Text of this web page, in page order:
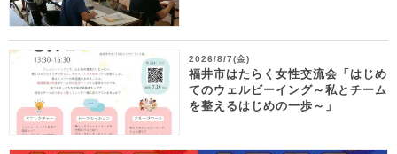
2026/8/7(金)
福井市はたらく女性交流会「はじめ
てのウェルビーイング～私とチーム
を整えるはじめの一歩～」